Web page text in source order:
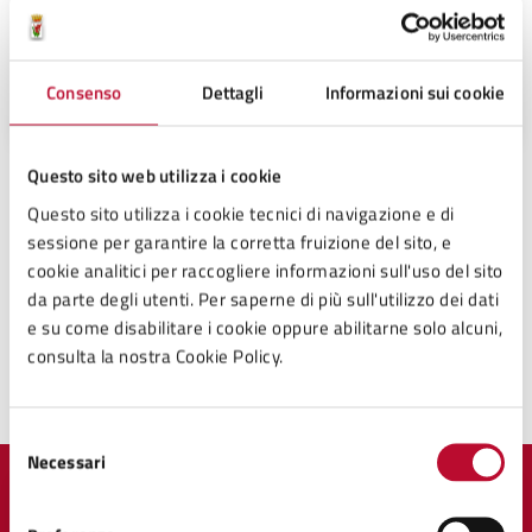
Consenso Dettagli Informazioni sui cookie
Questo sito web utilizza i cookie
Questo sito utilizza i cookie tecnici di navigazione e di
sessione per garantire la corretta fruizione del sito, e
cookie analitici per raccogliere informazioni sull'uso del sito
da parte degli utenti. Per saperne di più sull'utilizzo dei dati
e su come disabilitare i cookie oppure abilitarne solo alcuni,
consulta la nostra Cookie Policy.
Selezione
delNecessari
FAX:058880035
Ulteriori informazioni
Il mercoledì mattina dalle 9:00 alle 13:00 e i pomeriggi
di martedì e giovedì 15:00 alle 18:00